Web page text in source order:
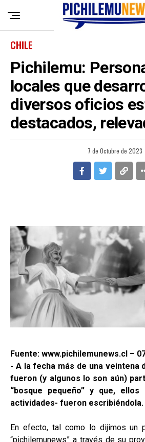
CHILE
Pichilemu:
locales que
diversos oficios
destacados,
7 de Octubre de 2023
Fuente: www.pichilemunews.cl –
- A la fecha más de una veintena
fueron (y algunos lo son aún)
“bosque pequeño” y que,
actividades- fueron escribiéndola.
En efecto, tal como lo dijimos un
“pichilemunews” a través de su